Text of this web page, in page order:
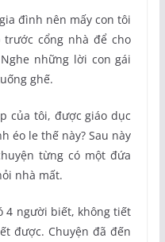
đình nên mấy con tôi
cổng nhà để cho
những lời con gái
ghế.
của tôi, được giáo dục
éo le thế này? Sau này
từng có một đứa
nhà mất.
4 người biết, không tiết
được. Chuyện đã đến